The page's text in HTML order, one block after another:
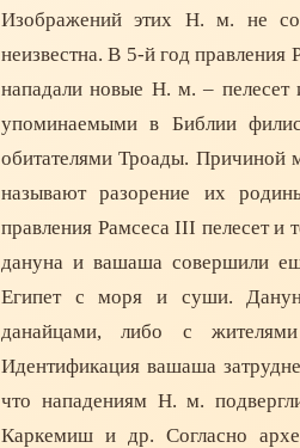
Изображений этих Н. м. не
неизвестна. В 5-й год
нападали новые Н. м. – пелесет
упоминаемыми в Библии
обитателями Троады. Причиной
называют разорение их
правления Рамсеса III пелесет и
дануна и вашаша совершили
Египет с моря и суши.
данайцами, либо с
Идентификация вашаша
что нападениям Н. м.
Каркемиш и др. Согласно